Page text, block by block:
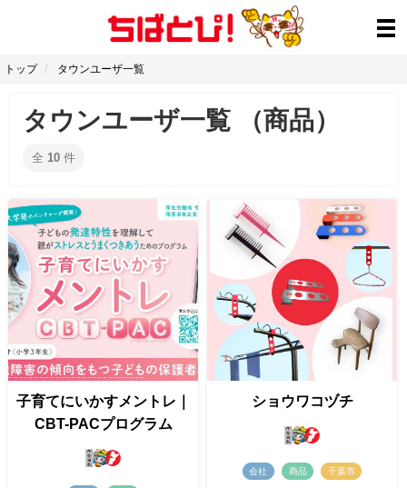
トップ タウンユーザ一覧
タウンユーザ一覧 （商品）
全 10 件
子育てにいかすメントレ｜
CBT-PACプログラム
ショウワコヅチ
会社 商品 千葉市